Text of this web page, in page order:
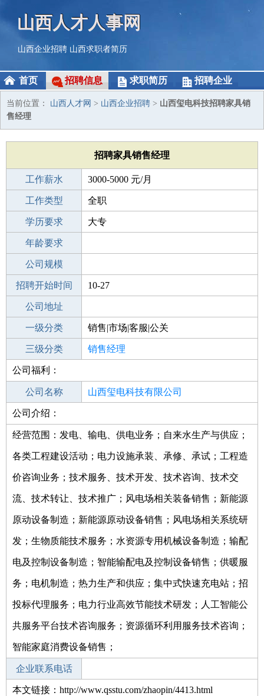
山西人才人事网
山西企业招聘 山西求职者简历
首页 招聘信息 求职简历 招聘企业
当前位置： 山西人才网 > 山西企业招聘 > 山西玺电科技招聘家具销
售经理
招聘家具销售经理
工作薪水 3000-5000 元/月
招聘人数 1人
工作类型 全职
性别要求 -
学历要求 大专
工作经验
年龄要求
工作地点
公司规模
公司电话
招聘开始时间 10-27
招聘结束时间
公司地址
一级分类 销售|市场|客服|公关
二级分类 销售
三级分类 销售经理
其他行业
公司福利：
公司名称 山西玺电科技有限公司
公司类型
公司介绍：
经营范围：发电、输电、供电业务；自来水生产与供应；
各类工程建设活动；电力设施承装、承修、承试；工程造
价咨询业务；技术服务、技术开发、技术咨询、技术交
流、技术转让、技术推广；风电场相关装备销售；新能源
原动设备制造；新能源原动设备销售；风电场相关系统研
发；生物质能技术服务；水资源专用机械设备制造；输配
电及控制设备制造；智能输配电及控制设备销售；供暖服
务；电机制造；热力生产和供应；集中式快速充电站；招
投标代理服务；电力行业高效节能技术研发；人工智能公
共服务平台技术咨询服务；资源循环利用服务技术咨询；
智能家庭消费设备销售；
企业联系电话
本文链接：http://www.qsstu.com/zhaopin/4413.html